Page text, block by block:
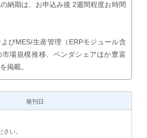
納期は、お申込み後 2週間程度お時間
びMES/生産管理（ERPモジュール含
場規模推移、ベンダシェアほか豊富
掲載。
発刊日
い。